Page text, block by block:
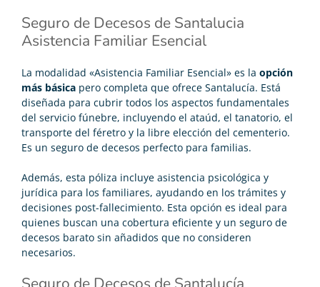
Seguro de Decesos de Santalucia
Asistencia Familiar Esencial
La modalidad «Asistencia Familiar Esencial» es la opción
más básica pero completa que ofrece Santalucía. Está
diseñada para cubrir todos los aspectos fundamentales
del servicio fúnebre, incluyendo el ataúd, el tanatorio, el
transporte del féretro y la libre elección del cementerio.
Es un seguro de decesos perfecto para familias.
Además, esta póliza incluye asistencia psicológica y
jurídica para los familiares, ayudando en los trámites y
decisiones post-fallecimiento. Esta opción es ideal para
quienes buscan una cobertura eficiente y un seguro de
decesos barato sin añadidos que no consideren
necesarios.